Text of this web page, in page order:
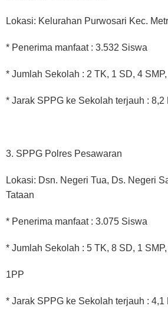
Lokasi: Kelurahan Purwosari Kec.
* Penerima manfaat : 3.532 Siswa
* Jumlah Sekolah : 2 TK, 1 SD, 4
* Jarak SPPG ke Sekolah terjauh : 8,2
3. SPPG Polres Pesawaran
Lokasi: Dsn. Negeri Tua, Ds. Negeri
Tataan
* Penerima manfaat : 3.075 Siswa
* Jumlah Sekolah : 5 TK, 8 SD, 1
1PP
* Jarak SPPG ke Sekolah terjauh : 4,1